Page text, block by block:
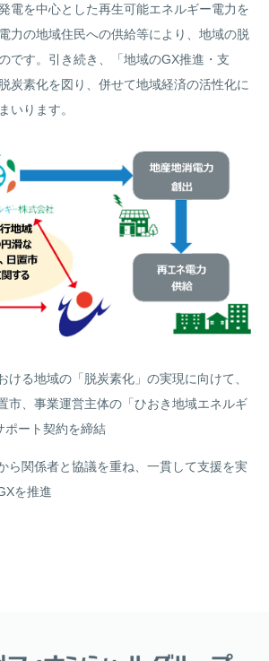
電を中心とした再生可能エネルギー電力を
力の地域住民への供給等により、地域の脱
です。引き続き、「地域のGX推進・支
炭素化を図り、併せて地域経済の活性化に
いります。
ける地域の「脱炭素化」の実現に向けて、
市、事業運営主体の「ひおき地域エネルギ
ポート契約を締結
ら関係者と協議を重ね、一貫して支援を実
を推進